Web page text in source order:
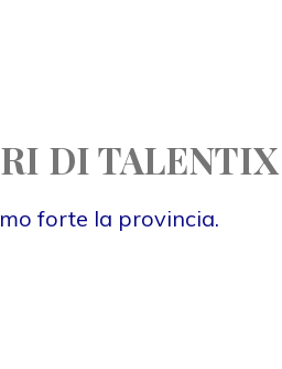
DI TALENTIX
forte la provincia.